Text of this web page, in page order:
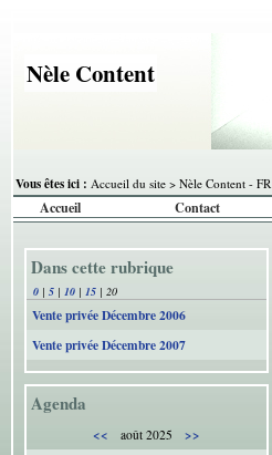
Nèle Content
Vous êtes ici : Accueil du site > Nèle Content - FR
Accueil Contact
Dans cette rubrique
0 | 5 | 10 | 15 | 20
Vente privée Décembre 2006
Vente privée Décembre 2007
Agenda
<< août 2025
>>